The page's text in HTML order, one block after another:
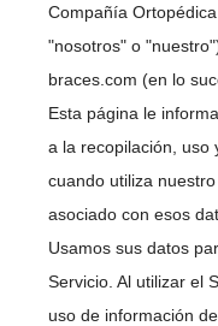
Compañía
"nosotros" o
braces.com (en lo
Esta página le
a la recopilación, uso
cuando utiliza
asociado con esos
Usamos sus datos
Servicio. Al utilizar el
uso de información